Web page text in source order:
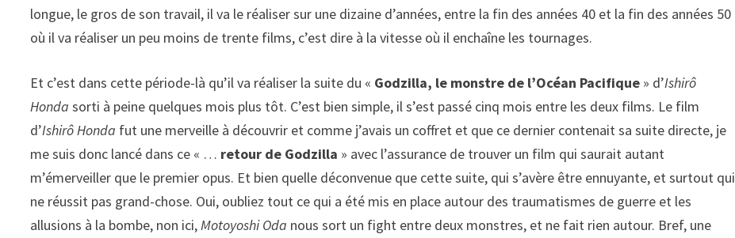
longue, le gros de son travail, il va le réaliser sur une dizaine d’années, entre la fin des années 40 et la fin des années 50
où il va réaliser un peu moins de trente films, c’est dire à la vitesse où il enchaîne les tournages.
Et c’est dans cette période-là qu’il va réaliser la suite du « Godzilla, le monstre de l’Océan Pacifique » d’Ishirô
Hondasorti à peine quelques mois plus tôt. C’est bien simple, il s’est passé cinq mois entre les deux films. Le film
d’Ishirô Honda fut une merveille à découvrir et comme j’avais un coffret et que ce dernier contenait sa suite directe, je
me suis donc lancé dans ce « … retour de Godzilla » avec l’assurance de trouver un film qui saurait autant
m’émerveiller que le premier opus. Et bien quelle déconvenue que cette suite, qui s’avère être ennuyante, et surtout qui
ne réussit pas grand-chose. Oui, oubliez tout ce qui a été mis en place autour des traumatismes de guerre et les
allusions à la bombe, non ici,Motoyoshi Oda nous sort un fight entre deux monstres, et ne fait rien autour. Bref, une